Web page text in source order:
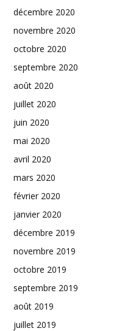
décembre 2020
novembre 2020
octobre 2020
septembre 2020
août 2020
juillet 2020
juin 2020
mai 2020
avril 2020
mars 2020
février 2020
janvier 2020
décembre 2019
novembre 2019
octobre 2019
septembre 2019
août 2019
juillet 2019